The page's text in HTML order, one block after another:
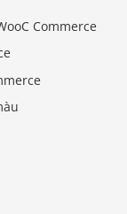
Commerce